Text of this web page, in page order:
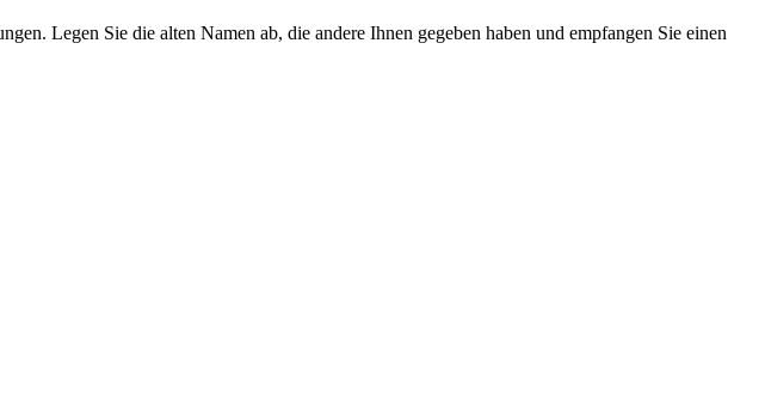
Legen Sie die alten Namen ab, die andere Ihnen gegeben haben und empfangen Sie einen